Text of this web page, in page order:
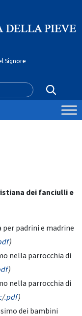
Signore
dei fanciulli e
padrini e madrine
)
nella parrocchia di
)
nella parrocchia di
/.pdf)
dei bambini